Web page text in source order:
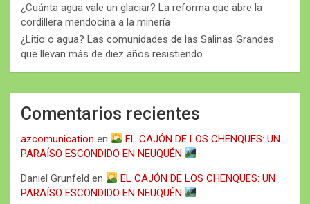
¿Cuánta agua vale un glaciar? La reforma que abre la
cordillera mendocina a la minería
¿Litio o agua? Las comunidades de las Salinas Grandes
que llevan más de diez años resistiendo
Comentarios recientes
azcomunication en
EL CAJÓN DE LOS CHENQUES: UN
PARAÍSO ESCONDIDO EN NEUQUÉN
Daniel Grunfeld en
EL CAJÓN DE LOS CHENQUES: UN
PARAÍSO ESCONDIDO EN NEUQUÉN